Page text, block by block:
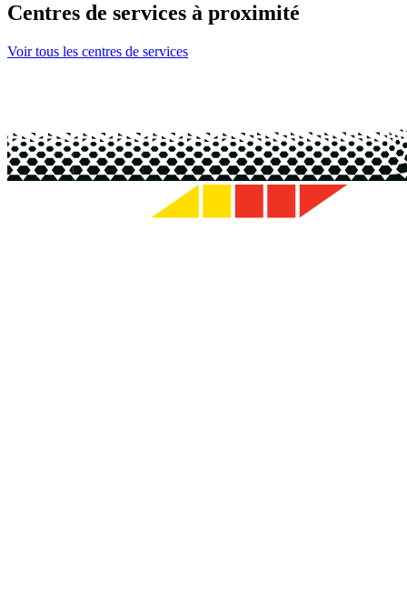
Centres de services à proximité
Voir tous les centres de services